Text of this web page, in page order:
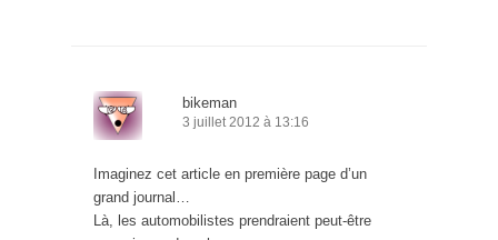
bikeman
3 juillet 2012 à 13:16
Imaginez cet article en première page d’un
grand journal…
Là, les automobilistes prendraient peut-être